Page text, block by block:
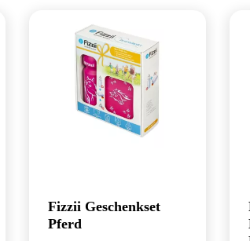
Fizzii Geschenkset
Pferd